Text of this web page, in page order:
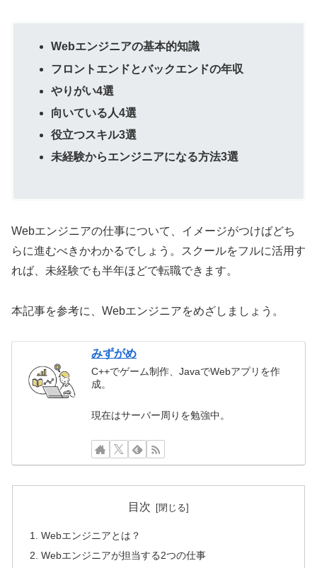
Webエンジニアの基本的知識
フロントエンドとバックエンドの年収
やりがい4選
向いている人4選
役立つスキル3選
未経験からエンジニアになる方法3選
Webエンジニアの仕事について、イメージがつけばどち
らに進むべきかわかるでしょう。スクールをフルに活用す
れば、未経験でも半年ほどで転職できます。
本記事を参考に、Webエンジニアをめざしましょう。
みずがめ
C++でゲーム制作、JavaでWebアプリを作
成。
現在はサーバー周りを勉強中。
目次
Webエンジニアとは？
Webエンジニアが担当する2つの仕事